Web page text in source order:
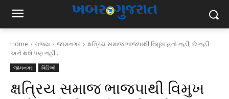
Home રાજ્ય જામનગર
ક્ષત્રિય સમાજ ભાજપાથી વિમુખ હતો નહીં, છે નહીં
અને થશે પણ નહીં...
જામનગર વિડિઓ
ક્ષત્રિય સમાજ ભાજપાથી વિમુખ